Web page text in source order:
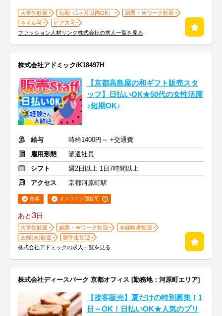
大学生歓迎 短期（1ヶ月以内OK）
副業・Ｗワーク歓迎
ネイル可
ピアス可
ファッション人材リンク株式会社の求人一覧を見る
株式会社アドミック/K18497H
【京都高島屋の和ギフト販売スタ
ッフ】日払いOK★50代の女性活躍
♪短期OK♪
給与
時給1400円～ +交通費
雇用形態
派遣社員
シフト
週2日以上 1日7時間以上
アクセス
京都河原町駅
急募 オンライン面接可
あと3日
大学生歓迎 副業・Ｗワーク歓迎
未経験者歓迎
主婦(夫)歓迎
留学生歓迎
株式会社アドミックの求人一覧を見る
株式会社ディースパーク 京都オフィス [勤務地：河原町エリア]
【接客販売】夏だけの特別募集！1
日～OK！日払いOK★人気のプリ